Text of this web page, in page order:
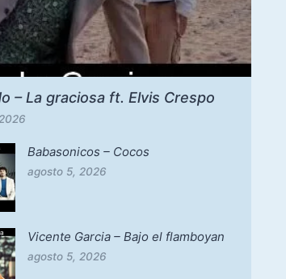
– La graciosa ft. Elvis Crespo
Babasonicos – Cocos
agosto 5, 2026
Vicente Garcia – Bajo el flamboyan
agosto 5, 2026